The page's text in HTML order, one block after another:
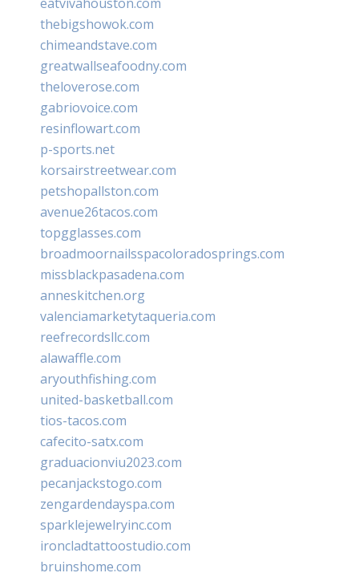
thebigshowok.com
chimeandstave.com
greatwallseafoodny.com
theloverose.com
gabriovoice.com
resinflowart.com
p-sports.net
korsairstreetwear.com
petshopallston.com
avenue26tacos.com
topgglasses.com
broadmoornailsspacoloradosprings.com
missblackpasadena.com
anneskitchen.org
valenciamarketytaqueria.com
reefrecordsllc.com
alawaffle.com
aryouthfishing.com
united-basketball.com
tios-tacos.com
cafecito-satx.com
graduacionviu2023.com
pecanjackstogo.com
zengardendayspa.com
sparklejewelryinc.com
ironcladtattoostudio.com
bruinshome.com